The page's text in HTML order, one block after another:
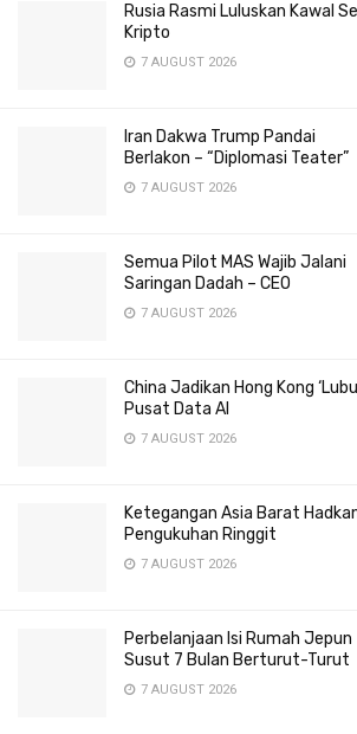
Rusia Rasmi Luluskan Kawal
Kripto
7 AUGUST 2026
Iran Dakwa Trump Pandai
Berlakon – “Diplomasi Teater”
7 AUGUST 2026
Semua Pilot MAS Wajib Jalani
Saringan Dadah – CEO
7 AUGUST 2026
China Jadikan Hong Kong
Pusat Data AI
7 AUGUST 2026
Ketegangan Asia Barat
Pengukuhan Ringgit
7 AUGUST 2026
Perbelanjaan Isi Rumah Jepun
Susut 7 Bulan Berturut-Turut
7 AUGUST 2026